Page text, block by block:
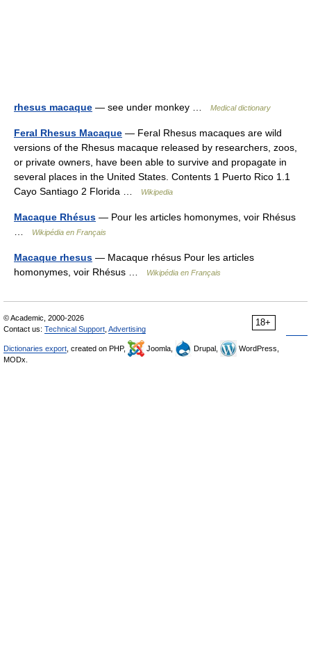
rhesus macaque — see under monkey … Medical dictionary
Feral Rhesus Macaque — Feral Rhesus macaques are wild
versions of the Rhesus macaque released by researchers, zoos,
or private owners, have been able to survive and propagate in
several places in the United States. Contents 1 Puerto Rico 1.1
Cayo Santiago 2 Florida …
Wikipedia
Macaque Rhésus — Pour les articles homonymes, voir Rhésus
Wikipédia en Français
Macaque rhesus — Macaque rhésus Pour les articles
homonymes, voir Rhésus …
Wikipédia en Français
18+
© Academic, 2000-2026
Contact us: Technical Support Advertising
Dictionaries export , created on PHP, Joomla, Drupal,
WordPress,
MODx.